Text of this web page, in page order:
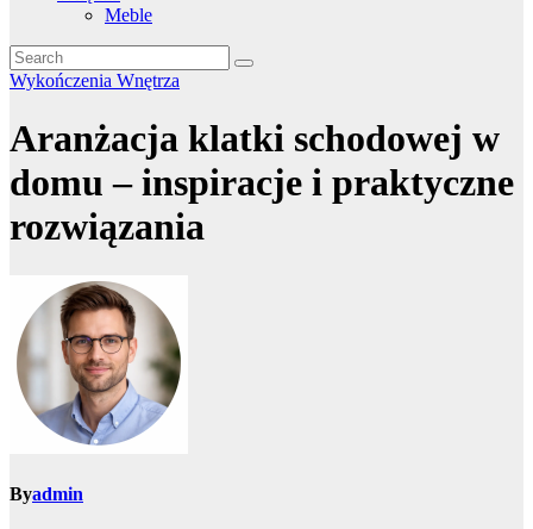
Meble
Wykończenia Wnętrza
Aranżacja klatki schodowej w
domu – inspiracje i praktyczne
rozwiązania
Byadmin